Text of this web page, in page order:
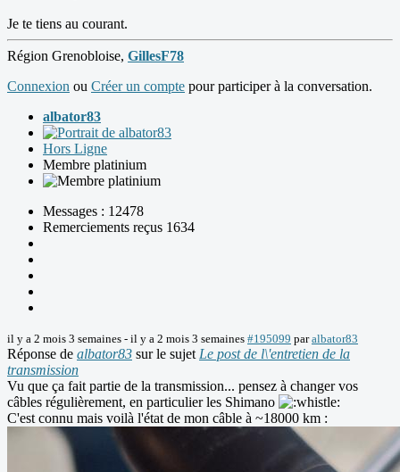
Je te tiens au courant.
Région Grenobloise, GillesF78
Connexion ou Créer un compte pour participer à la conversation.
albator83
Hors Ligne
Membre platinium
Messages : 12478
Remerciements reçus 1634
il y a 2 mois 3 semaines - il y a 2 mois 3 semaines #195099 paralbator83
Réponse de albator83 sur le sujet Le post de l\'entretien de la
transmission
Vu que ça fait partie de la transmission... pensez à changer vos
câbles régulièrement, en particulier les Shimano
C'est connu mais voilà l'état de mon câble à ~18000 km :